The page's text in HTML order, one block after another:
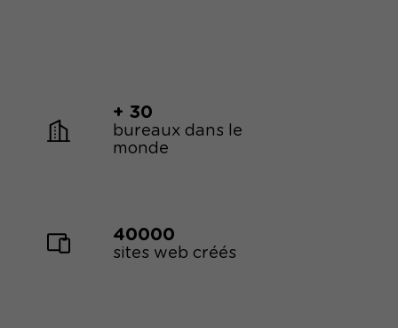
+ 30
bureaux dans le
monde
40000
sites web créés